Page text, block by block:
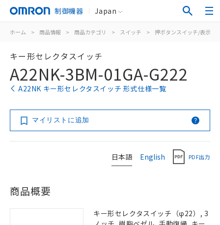
制御機器 Japan
ホーム > 商品情報 > 商品カテゴリ > スイッチ > 押ボタンスイッチ/表示灯
キー形セレクタスイッチ
A22NK-3BM-01GA-G222
A22NK キー形セレクタスイッチ 形式仕様一覧
マイリストに追加
日本語 English PDF出力
商品概要
キー形セレクタスイッチ（φ22）, 3